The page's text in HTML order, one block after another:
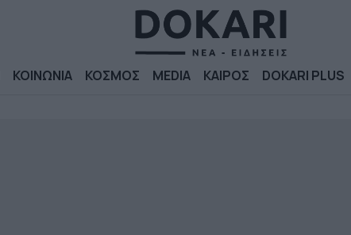
ΚΟΙΝΩΝΙΑ ΚΟΣΜΟΣ MEDIA ΚΑΙΡΟΣ DOKARI PLUS